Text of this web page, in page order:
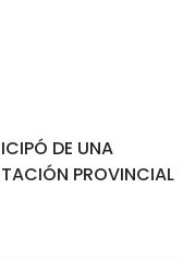
DE UNA
PROVINCIAL